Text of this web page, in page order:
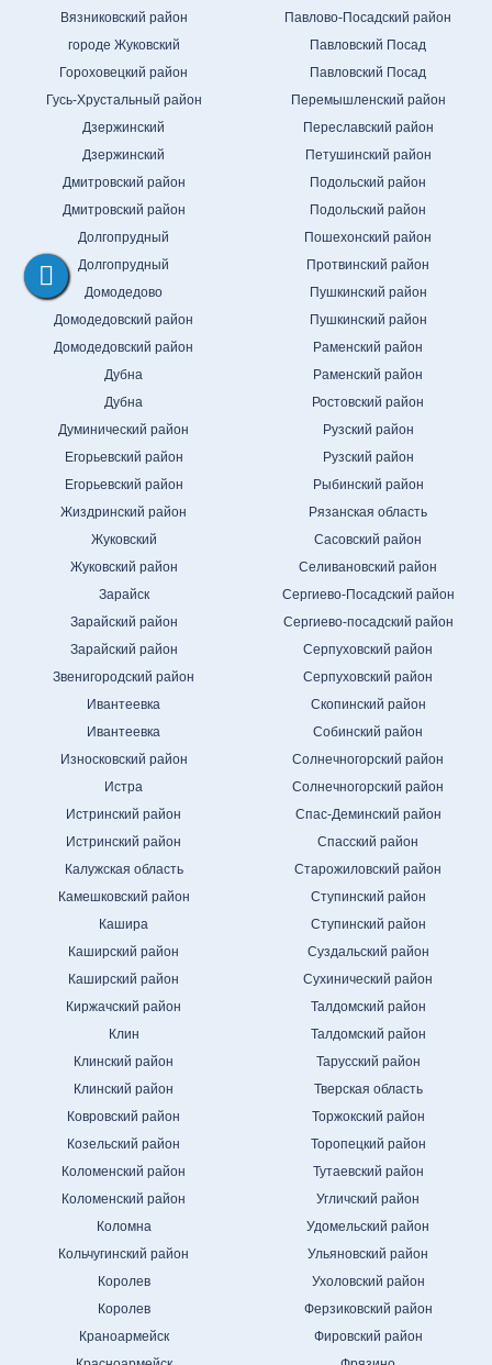
Вязниковский район
городе Жуковский
Гороховецкий район
Гусь-Хрустальный район
Дзержинский
Дзержинский
Дмитровский район
Дмитровский район
Долгопрудный
Долгопрудный
Домодедово
Домодедовский район
Домодедовский район
Дубна
Дубна
Думинический район
Егорьевский район
Егорьевский район
Жиздринский район
Жуковский
Жуковский район
Зарайск
Зарайский район
Зарайский район
Звенигородский район
Ивантеевка
Ивантеевка
Износковский район
Истра
Истринский район
Истринский район
Калужская область
Камешковский район
Кашира
Каширский район
Каширский район
Киржачский район
Клин
Клинский район
Клинский район
Ковровский район
Козельский район
Коломенский район
Коломенский район
Коломна
Кольчугинский район
Королев
Королев
Краноармейск
Павлово-Посадский район
Павловский Посад
Павловский Посад
Перемышленский район
Переславский район
Петушинский район
Подольский район
Подольский район
Пошехонский район
Протвинский район
Пушкинский район
Пушкинский район
Раменский район
Раменский район
Ростовский район
Рузский район
Рузский район
Рыбинский район
Рязанская область
Сасовский район
Селивановский район
Сергиево-Посадский район
Сергиево-посадский район
Серпуховский район
Серпуховский район
Скопинский район
Собинский район
Солнечногорский район
Солнечногорский район
Спас-Деминский район
Спасский район
Старожиловский район
Ступинский район
Ступинский район
Суздальский район
Сухинический район
Талдомский район
Талдомский район
Тарусский район
Тверская область
Торжокский район
Торопецкий район
Тутаевский район
Угличский район
Удомельский район
Ульяновский район
Ухоловский район
Ферзиковский район
Фировский район